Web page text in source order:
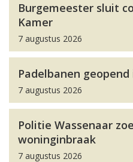
Burgemeester sluit
Kamer
7 augustus 2026
Padelbanen
7 augustus 2026
Politie Wassenaar
woninginbraak
7 augustus 2026